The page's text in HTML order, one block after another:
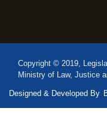
Copyright © 2019,
Ministry of Law, Justice
Designed & Developed By